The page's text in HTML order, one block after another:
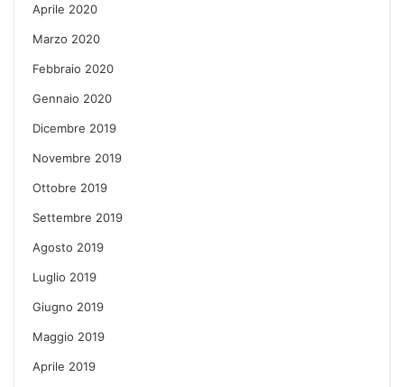
Aprile 2020
Marzo 2020
Febbraio 2020
Gennaio 2020
Dicembre 2019
Novembre 2019
Ottobre 2019
Settembre 2019
Agosto 2019
Luglio 2019
Giugno 2019
Maggio 2019
Aprile 2019